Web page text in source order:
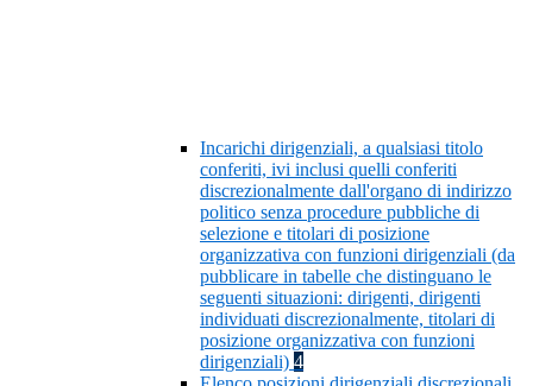
Incarichi dirigenziali, a qualsiasi titolo
conferiti, ivi inclusi quelli conferiti
discrezionalmente dall'organo di indirizzo
politico senza procedure pubbliche di
selezione e titolari di posizione
organizzativa con funzioni dirigenziali (da
pubblicare in tabelle che distinguano le
seguenti situazioni: dirigenti, dirigenti
individuati discrezionalmente, titolari di
posizione organizzativa con funzioni
dirigenziali) 4